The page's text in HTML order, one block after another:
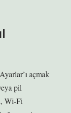
açmak
pil
Wi-Fi